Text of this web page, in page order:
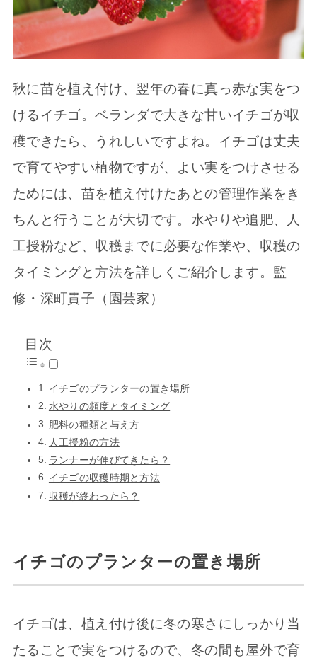
秋に苗を植え付け、翌年の春に真っ赤な実をつ
けるイチゴ。ベランダで大きな甘いイチゴが収
穫できたら、うれしいですよね。イチゴは丈夫
で育てやすい植物ですが、よい実をつけさせる
ためには、苗を植え付けたあとの管理作業をき
ちんと行うことが大切です。水やりや追肥、人
工授粉など、収穫までに必要な作業や、収穫の
タイミングと方法を詳しくご紹介します。監
修・深町貴子（園芸家）
目次
イチゴのプランターの置き場所
水やりの頻度とタイミング
肥料の種類と与え方
人工授粉の方法
ランナーが伸びてきたら？
イチゴの収穫時期と方法
収穫が終わったら？
イチゴのプランターの置き場所
イチゴは、植え付け後に冬の寒さにしっかり当
たることで実をつけるので、冬の間も屋外で育